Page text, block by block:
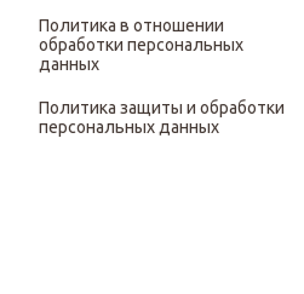
Политика в отношении
обработки персональных
данных
Политика защиты и обработки
персональных данных